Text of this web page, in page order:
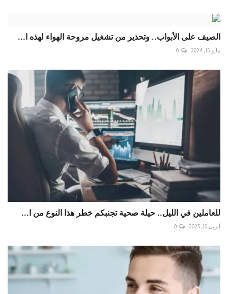
الصيف على الأبواب.. وتحذير من تشغيل مروحة الهواء لهذه ا...
مايو 15, 2024 0
للعاملين في الليل.. حيلة صحية تجنبكم خطر هذا النوع من ا...
أبريل 10, 2025 0